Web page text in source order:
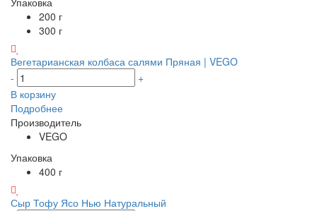
200 г
300 г
Вегетарианская колбаса салями Пряная | VEGO
-
+
В корзину
Подробнее
Производитель
VEGO
Упаковка
400 г
Сыр Тофу Ясо Нью Натуральный